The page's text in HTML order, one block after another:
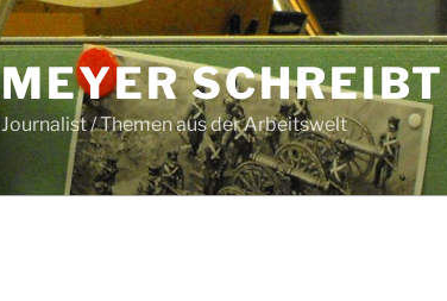
MEYER SCHREIBT
Journalist / Themen aus der Arbeitswelt